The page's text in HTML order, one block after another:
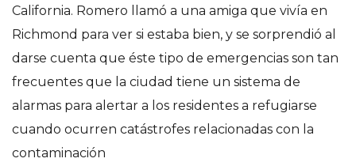
California. Romero llamó a una amiga que vivía en
Richmond para ver si estaba bien, y se sorprendió al
darse cuenta que éste tipo de emergencias son tan
frecuentes que la ciudad tiene un sistema de
alarmas para alertar a los residentes a refugiarse
cuando ocurren catástrofes relacionadas con la
contaminación